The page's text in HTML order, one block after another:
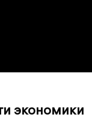
экономики